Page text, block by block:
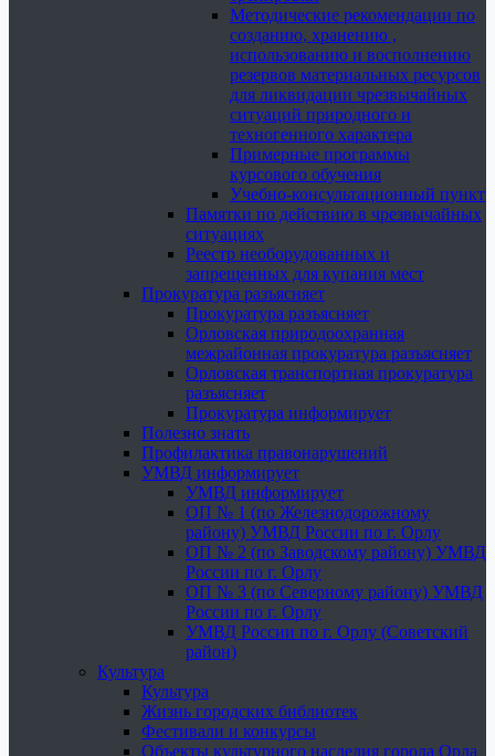
Методические рекомендации по
созданию, хранению ,
использованию и восполнению
резервов материальных ресурсов
для ликвидации чрезвычайных
ситуаций природного и
техногенного характера
Примерные программы
курсового обучения
Учебно-консультационный пункт
Памятки по действию в чрезвычайных
ситуациях
Реестр необорудованных и
запрещенных для купания мест
Прокуратура разъясняет
Прокуратура разъясняет
Орловская природоохранная
межрайонная прокуратура разъясняет
Орловская транспортная прокуратура
разъясняет
Прокуратура информирует
Полезно знать
Профилактика правонарушений
УМВД информирует
УМВД информирует
ОП № 1 (по Железнодорожному
району) УМВД России по г. Орлу
ОП № 2 (по Заводскому району) УМВД
России по г. Орлу
ОП № 3 (по Северному району) УМВД
России по г. Орлу
УМВД России по г. Орлу (Советский
район)
Культура
Культура
Жизнь городских библиотек
Фестивали и конкурсы
Объекты культурного наследия города Орла